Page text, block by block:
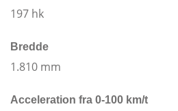
197 hk
Bredde
1.810 mm
Acceleration fra 0-100 km/t